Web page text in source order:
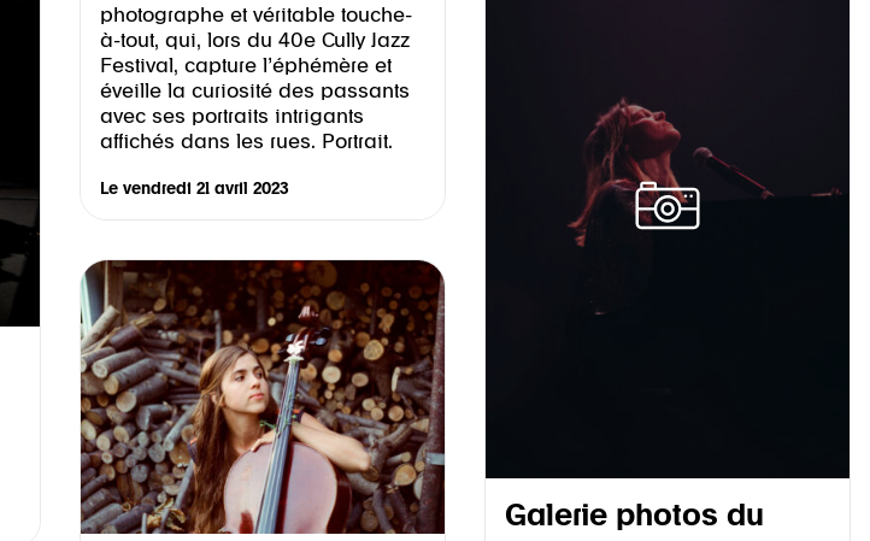
photographe et véritable touche-
à-tout, qui, lors du 40e Cully Jazz
Festival, capture l’éphémère et
éveille la curiosité des passants
avec ses portraits intrigants
affichés dans les rues. Portrait.
Le vendredi 21 avril 2023
Galerie photos du